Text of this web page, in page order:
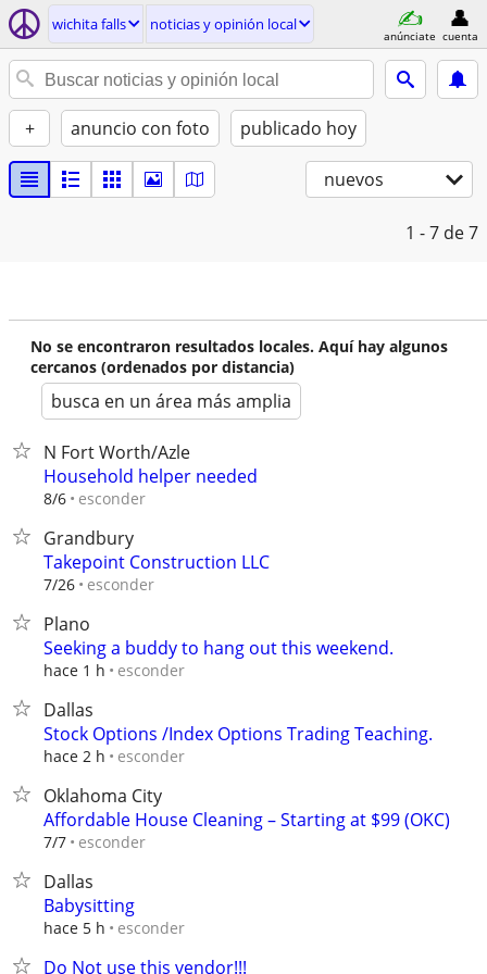
wichita falls noticias y opinión local
anúnciate cuenta
+ anuncio con foto publicado hoy
nuevos
1 - 7 de 7
No se encontraron resultados locales. Aquí hay algunos
cercanos (ordenados por distancia)
busca en un área más amplia
N Fort Worth/Azle
Household helper needed
8/6 esconder
Grandbury
Takepoint Construction LLC
7/26 esconder
Plano
Seeking a buddy to hang out this weekend.
hace 1 h esconder
Dallas
Stock Options /Index Options Trading Teaching.
hace 2 h esconder
Oklahoma City
Affordable House Cleaning – Starting at $99 (OKC)
7/7 esconder
Dallas
Babysitting
hace 5 h esconder
Do Not use this vendor!!!